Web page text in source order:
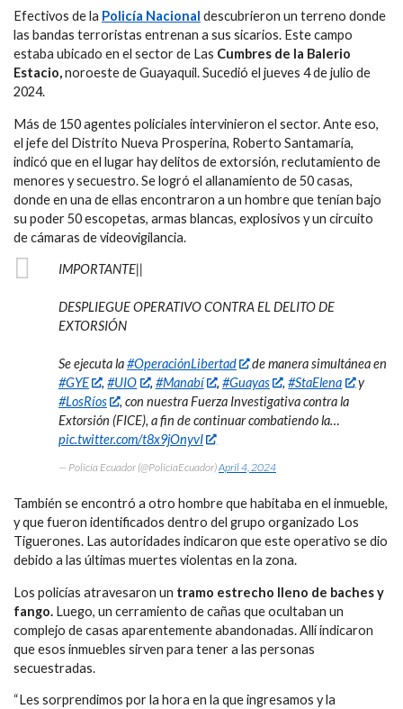
Efectivos de la Policía Nacional descubrieron un terreno donde
las bandas terroristas entrenan a sus sicarios. Este campo
estaba ubicado en el sector de Las Cumbres de la Balerio
Estacio,noroeste de Guayaquil. Sucedió el jueves 4 de julio de
2024.
Más de 150 agentes policiales intervinieron el sector. Ante eso,
el jefe del Distrito Nueva Prosperina, Roberto Santamaría,
indicó que en el lugar hay delitos de extorsión, reclutamiento de
menores y secuestro. Se logró el allanamiento de 50 casas,
donde en una de ellas encontraron a un hombre que tenían bajo
su poder 50 escopetas, armas blancas, explosivos y un circuito
de cámaras de videovigilancia.
IMPORTANTE||
DESPLIEGUE OPERATIVO CONTRA EL DELITO DE
EXTORSIÓN
Se ejecuta la#OperaciónLibertad
de manera simultánea en
#GYE
,#UIO , #Manabí , #Guayas ,#StaElena
y
#LosRíos
, con nuestra Fuerza Investigativa contra la
Extorsión (FICE), a fin de continuar combatiendo la…
pic.twitter.com/t8x9jOnyvI
— Policía Ecuador (@PoliciaEcuador)April 4, 2024
También se encontró a otro hombre que habitaba en el inmueble,
y que fueron identificados dentro del grupo organizado Los
Tiguerones. Las autoridades indicaron que este operativo se dio
debido a las últimas muertes violentas en la zona.
Los policías atravesaron un tramo estrecho lleno de baches y
fango. Luego, un cerramiento de cañas que ocultaban un
complejo de casas aparentemente abandonadas. Allí indicaron
que esos inmuebles sirven para tener a las personas
secuestradas.
“Les sorprendimos por la hora en la que ingresamos y la